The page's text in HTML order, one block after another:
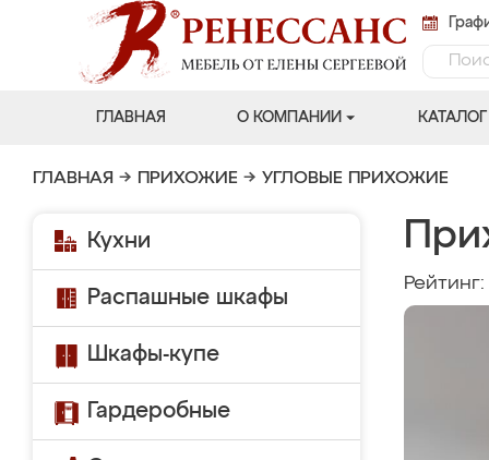
ГЛАВНАЯ О КОМПАНИИ КАТАЛОГ
ГЛАВНАЯ → ПРИХОЖИЕ → УГЛОВЫЕ ПРИХОЖИЕ
Кухни
Распашные шкафы
Шкафы-купе
Гардеробные
Рейтинг: